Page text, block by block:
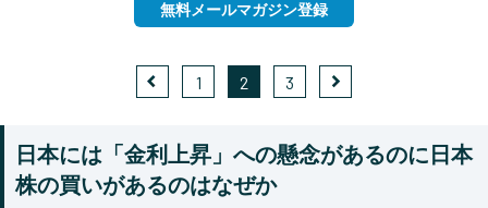
無料メールマガジン登録
1 2 3
日本には「金利上昇」への懸念があるのに日本
株の買いがあるのはなぜか